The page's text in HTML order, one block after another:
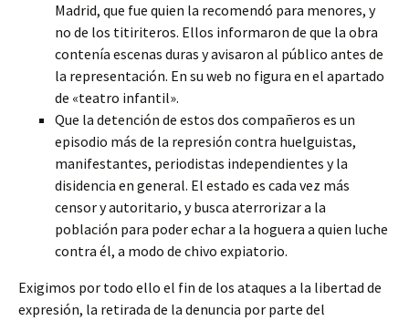
Madrid, que fue quien la recomendó para menores, y
no de los titiriteros. Ellos informaron de que la obra
contenía escenas duras y avisaron al público antes de
la representación. En su web no figura en el apartado
de «teatro infantil».
Que la detención de estos dos compañeros es un
episodio más de la represión contra huelguistas,
manifestantes, periodistas independientes y la
disidencia en general. El estado es cada vez más
censor y autoritario, y busca aterrorizar a la
población para poder echar a la hoguera a quien luche
contra él, a modo de chivo expiatorio.
Exigimos por todo ello el fin de los ataques a la libertad de
expresión, la retirada de la denuncia por parte del